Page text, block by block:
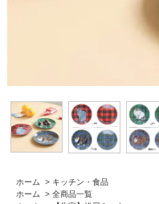
ホーム > キッチン・食品
ホーム
> 全商品一覧